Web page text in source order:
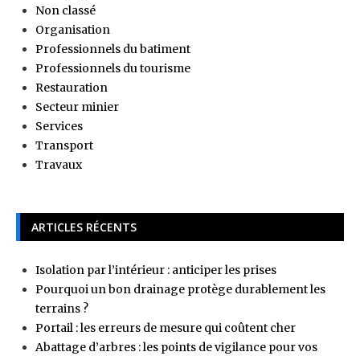
Non classé
Organisation
Professionnels du batiment
Professionnels du tourisme
Restauration
Secteur minier
Services
Transport
Travaux
ARTICLES RÉCENTS
Isolation par l’intérieur : anticiper les prises
Pourquoi un bon drainage protège durablement les
terrains ?
Portail : les erreurs de mesure qui coûtent cher
Abattage d’arbres : les points de vigilance pour vos